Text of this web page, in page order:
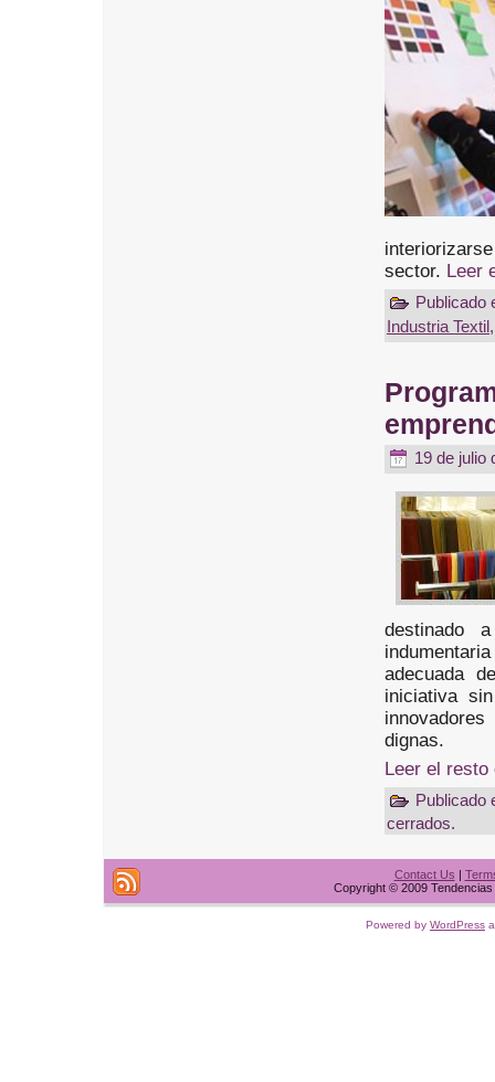
sector. Leer
Publicado
Industria Textil
19 de julio
destinado
adecuada
iniciativa
dignas.
Leer el
Publicado
cerrados.
Contact Us
Copyright © 2009
Powered by WordPress